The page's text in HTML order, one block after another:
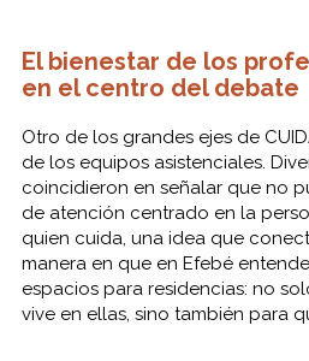
El bienestar de los
en el centro del debate
Otro de los grandes ejes de
de los equipos asistenciales.
coincidieron en señalar que no
de atención centrado en la
quien cuida, una idea que
manera en que en Efebé
espacios para residencias: no
vive en ellas, sino también para